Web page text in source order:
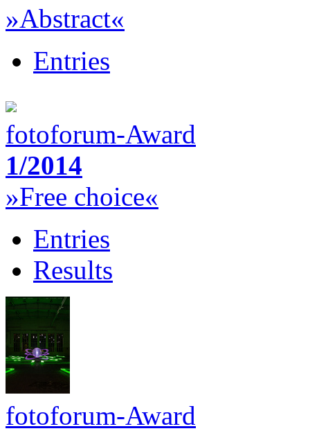
»Abstract«
Entries
fotoforum-Award
1/2014
»Free choice«
Entries
Results
fotoforum-Award